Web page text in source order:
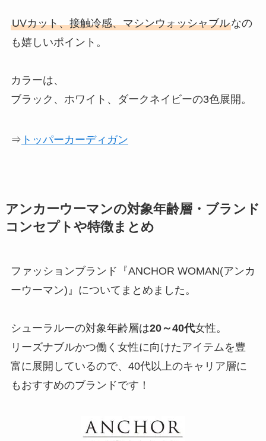
UVカット、接触冷感、マシンウォッシャブルなの
も嬉しいポイント。
カラーは、
ブラック、ホワイト、ダークネイビーの3色展開。
⇒ トッパーカーディガン
アンカーウーマンの対象年齢層・ブランド
コンセプトや特徴まとめ
ファッションブランド『ANCHOR WOMAN(アンカ
ーウーマン)』についてまとめました。
シューラルーの対象年齢層は20～40代女性。
リーズナブルかつ働く女性に向けたアイテムを豊
富に展開しているので、40代以上のキャリア層に
もおすすめのブランドです！